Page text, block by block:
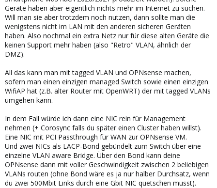
Geräte haben aber eigentlich nichts mehr im Internet zu suchen.
Will man sie aber trotzdem noch nutzen, dann sollte man die
wenigstens nicht im LAN mit den anderen sicheren Geräten
haben. Also nochmal ein extra Netz nur für diese alten Geräte die
keinen Support mehr haben (also "Retro" VLAN, ähnlich der
DMZ).
All das kann man mit tagged VLAN und OPNsense machen,
sofern man einen einzigen managed Switch sowie einen einzigen
WifiAP hat (z.B. alter Router mit OpenWRT) der mit tagged VLANs
umgehen kann.
In dem Fall würde ich dann eine NIC rein für Management
nehmen (+ Corosync falls du später einen Cluster haben willst).
Eine NIC mit PCI Passthrough für WAN zur OPNsense VM.
Und zwei NICs als LACP-Bond gebündelt zum Switch über eine
einzelne VLAN aware Bridge. Über den Bond kann deine
OPNsense dann mit voller Geschwindigkeit zwischen 2 beliebigen
VLANs routen (ohne Bond wäre es ja nur halber Durchsatz, wenn
du zwei 500Mbit Links durch eine Gbit NIC quetschen musst).